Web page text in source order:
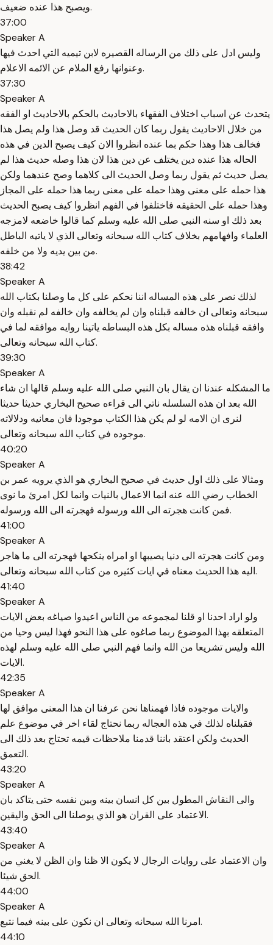
ويصبح هذا عنده ضعيف.
37:00
Speaker A
وليس ادل على ذلك من الرساله القصيره لابن تيميه التي احدث فيها
وعنوانها رفع الملام عن الائمه الاعلام.
37:30
Speaker A
يتحدث عن اسباب اختلاف الفقهاء بالاحاديث بالحكم بالاحاديث او الفقه
من خلال الاحاديث يقول ربما كان الحديث قد وصل هذا ولم يصل هذا
فخالف هذا وهذا حكم بما عنده انظروا الان كيف يصبح الدين في هذه
الحاله هذا عنده دين يختلف عن دين هذا لان هذا وصله حديث هذا لم
يصل حديث ثم يقول ربما وصل الحديث الى كلاهما وصح عندهما ولكن
هذا حمله على معنى وهذا حمله على معنى ربما هذا حمله على المجاز
وهذا حمله على الحقيقه فاختلفوا في الفهم انظروا كيف يصبح الحديث
بعد ذلك او سنه النبي صلى الله عليه وسلم كما قالوا خاضعه لامزجه
العلماء وافهامهم بخلاف كتاب الله سبحانه وتعالى الذي لا ياتيه الباطل
من بين يديه ولا من خلفه.
38:42
Speaker A
لذلك نصر على هذه المساله اننا نحكم على كل ما وصلنا بكتاب الله
سبحانه وتعالى ان خالفه قبلناه وان لم يخالفه وان خالفه لم نقبله وان
وافقه قبلناه هذه مساله بكل هذه البساطه ياتينا روايه موافقه لما في
كتاب الله سبحانه وتعالى.
39:30
Speaker A
ما المشكله عندنا ان يقال بان النبي صلى الله عليه وسلم قالها ان شاء
الله بعد ان هذه السلسله ناتي الى قراءه صحيح البخاري حديثا حديثا
لنرى ان الامه لو لم يكن هذا الكتاب موجودا فان معانيه ودلالاته
موجوده في كتاب الله سبحانه وتعالى.
40:20
Speaker A
ومثالا على ذلك اول حديث في صحيح البخاري هو الذي يرويه عمر بن
الخطاب رضي الله عنه انما الاعمال بالنيات وانما لكل امرئ ما نوى
فمن كانت هجرته الى الله ورسوله فهجرته الى الله ورسوله.
41:00
Speaker A
ومن كانت هجرته الى دنيا يصيبها او امراه ينكحها فهجرته الى ما هاجر
اليه هذا الحديث معناه في ايات كثيره من كتاب الله سبحانه وتعالى.
41:40
Speaker A
ولو اراد احدنا او قلنا لمجموعه من الناس اعيدوا صياغه بعض الايات
المتعلقه بهذا الموضوع ربما صاغوه على هذا النحو فهذا ليس وحيا من
الله وليس تشريعا من الله وانما فهم النبي صلى الله عليه وسلم لهذه
الايات.
42:35
Speaker A
والايات موجوده فاذا فهمناها نحن عرفنا ان هذا المعنى موافق لها
فقبلناه لذلك في هذه العجاله ربما نحتاج لقاء اخر في موضوع علم
الحديث ولكن اعتقد باننا قدمنا ملاحظات قيمه تحتاج بعد ذلك الى
التعمق.
43:20
Speaker A
والى النقاش المطول بين كل انسان بينه وبين نفسه حتى يتاكد بان
الاعتماد على القران هو الذي يوصلنا الى الحق واليقين.
43:40
Speaker A
وان الاعتماد على روايات الرجال لا يكون الا ظنا وان الظن لا يغني من
الحق شيئا.
44:00
Speaker A
امرنا الله سبحانه وتعالى ان نكون على بينه فيما نتبع.
44:10